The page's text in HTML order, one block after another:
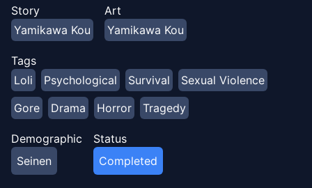
Story
Yamikawa Kou
Art
Yamikawa Kou
Tags
Loli
Psychological Survival
Sexual Violence
Gore
Drama Horror Tragedy
Demographic
Seinen
Status
Completed